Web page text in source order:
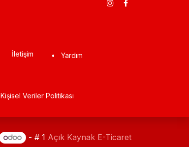
İletişim • Yardım
Kişisel Veriler Politikası
- # 1 Açık Kaynak E-Ticaret